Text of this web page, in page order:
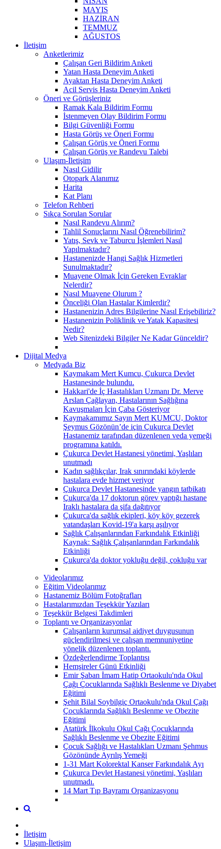
MAYIS
HAZİRAN
TEMMUZ
AĞUSTOS
İletişim
Anketlerimiz
Çalışan Geri Bildirim Anketi
Yatan Hasta Deneyim Anketi
Ayaktan Hasta Deneyim Anketi
Acil Servis Hasta Deneyim Anketi
Öneri ve Görüşleriniz
Ramak Kala Bildirim Formu
İstenmeyen Olay Bildirim Formu
Bilgi Güvenliği Formu
Hasta Görüş ve Öneri Formu
Çalışan Görüş ve Öneri Formu
Çalışan Görüş ve Randevu Talebi
Ulaşım-İletişim
Nasıl Gidilir
Otopark Alanımız
Harita
Kat Planı
Telefon Rehberi
Sıkça Sorulan Sorular
Nasıl Randevu Alırım?
Tahlil Sonuçlarını Nasıl Öğrenebilirim?
Yatış, Sevk ve Taburcu İşlemleri Nasıl
Yapılmaktadır?
Hastanenizde Hangi Sağlık Hizmetleri
Sunulmaktadır?
Muayene Olmak İçin Gereken Evraklar
Nelerdir?
Nasıl Muayene Olurum ?
Önceliği Olan Hastalar Kimlerdir?
Hastanenizin Adres Bilgilerine Nasıl Erişebiliriz?
Hastanenizin Poliklinik ve Yatak Kapasitesi
Nedir?
Web Sitenizdeki Bilgiler Ne Kadar Günceldir?
Dijital Medya
Medyada Biz
Kaymakam Mert Kumcu, Çukurca Devlet
Hastanesinde bulundu.
Hakkari'de İç Hastalıkları Uzmanı Dr. Merve
Arslan Çağlayan, Hastalarının Sağlığına
Kavuşmaları İçin Çaba Gösteriyor
Kaymakamımız Sayın Mert KUMCU, Doktor
Şeymus Gözönün’de için Çukurca Devlet
Hastanemiz tarafından düzenlenen veda yemeği
programına katıldı.
Çukurca Devlet Hastanesi yönetimi, Yaşlıları
unutmadı
Kadın sağlıkçılar, Irak sınırındaki köylerde
hastalara evde hizmet veriyor
Çukurca Devlet Hastanesinde yangın tatbikatı
Çukurca'da 17 doktorun görev yaptığı hastane
Iraklı hastalara da şifa dağıtıyor
Çukurca'da sağlık ekipleri, köy köy gezerek
vatandaşları Kovid-19'a karşı aşılıyor
Sağlık Çalışanlarından Farkındalık Etkinliği
Kaynak: Sağlık Çalışanlarından Farkındalık
Etkinliği
Çukurca'da doktor yokluğu değil, çokluğu var
Videolarımız
Eğitim Videolarımız
Hastanemiz Bölüm Fotoğrafları
Hastalarımızdan Teşekkür Yazıları
Teşekkür Belgesi Takdimleri
Toplantı ve Organizasyonlar
Çalışanların kurumsal aidiyet duygusunun
güçlendirilmesi ve çalışan memnuniyetine
yönelik düzenlenen toplantı.
Özdeğerlendirme Toplantısı
Hemşireler Günü Etkinliği
Emir Şaban İmam Hatip Ortaokulu'nda Okul
Çağı Çocuklarında Sağlıklı Beslenme ve Diyabet
Eğitimi
Şehit Bilal Soybilgiç Ortaokulu'nda Okul Çağı
Çocuklarında Sağlıklı Beslenme ve Obezite
Eğitimi
Atatürk İlkokulu Okul Çağı Çocuklarında
Sağlıklı Beslenme ve Obezite Eğitimi
Çocuk Sağlığı ve Hastalıkları Uzmanı Şehmus
Gözönünde Ayrılış Yemeği
1-31 Mart Kolorektal Kanser Farkındalık Ayı
Çukurca Devlet Hastanesi yönetimi, Yaşlıları
unutmadı.
14 Mart Tıp Bayramı Organizasyonu
İletişim
Ulaşım-İletişim